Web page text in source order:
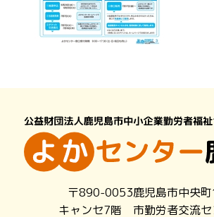
〒890-0053鹿児島市中央
キャンセ7階 市勤労者交流セ